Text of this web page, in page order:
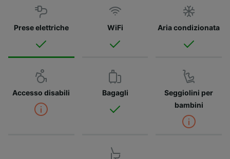
Prese elettriche WiFi Aria condizionata
Accesso disabili Bagagli
Seggiolini per
bambini